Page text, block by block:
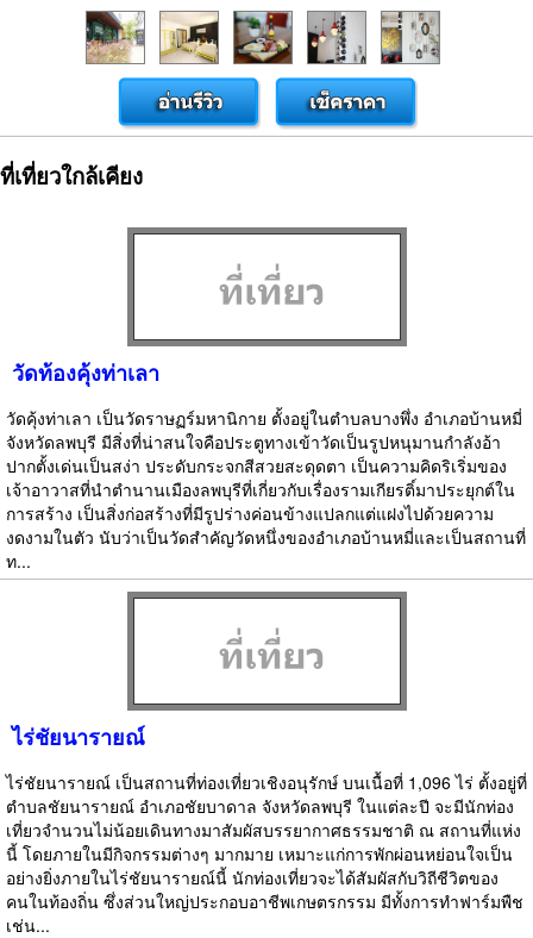
ที่เที่ยวใกล้เคียง
วัดท้องคุ้งท่าเลา
วัดคุ้งท่าเลา เป็นวัดราษฏร์มหานิกาย ตั้งอยู่ในตำบลบางพึ่ง อำเภอบ้านหมี่
จังหวัดลพบุรี มีสิ่งที่น่าสนใจคือประตูทางเข้าวัดเป็นรูปหนุมานกำลังอ้า
ปากตั้งเด่นเป็นสง่า ประดับกระจกสีสวยสะดุดตา เป็นความคิดริเริ่มของ
เจ้าอาวาสที่นำตำนานเมืองลพบุรีที่เกี่ยวกับเรื่องรามเกียรติ์มาประยุกต์ใน
การสร้าง เป็นสิ่งก่อสร้างที่มีรูปร่างค่อนข้างแปลกแต่แฝงไปด้วยความ
งดงามในตัว นับว่าเป็นวัดสำคัญวัดหนึ่งของอำเภอบ้านหมี่และเป็นสถานที่
ท...
ไร่ชัยนารายณ์
ไร่ชัยนารายณ์ เป็นสถานที่ท่องเที่ยวเชิงอนุรักษ์ บนเนื้อที่ 1,096 ไร่ ตั้งอยู่ที่
ตำบลชัยนารายณ์ อำเภอชัยบาดาล จังหวัดลพบุรี ในแต่ละปี จะมีนักท่อง
เที่ยวจำนวนไม่น้อยเดินทางมาสัมผัสบรรยากาศธรรมชาติ ณ สถานที่แห่ง
นี้ โดยภายในมีกิจกรรมต่างๆ มากมาย เหมาะแก่การพักผ่อนหย่อนใจเป็น
อย่างยิ่งภายในไร่ชัยนารายณ์นี้ นักท่องเที่ยวจะได้สัมผัสกับวิถีชีวิตของ
คนในท้องถิ่น ซึ่งส่วนใหญ่ประกอบอาชีพเกษตรกรรม มีทั้งการทำฟาร์มพืช
เช่น...